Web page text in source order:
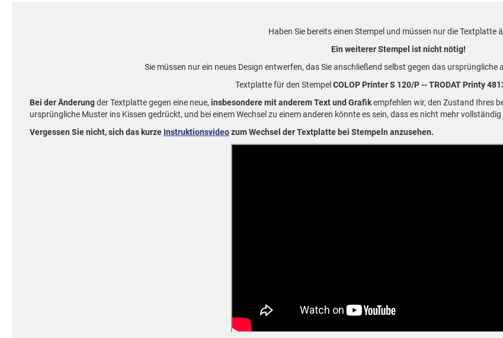
Haben Sie bereits einen Stempel und müssen nur die Textplatte
Ein weiterer Stempel ist nicht nötig!
Sie müssen nur ein neues Design entwerfen, das Sie anschließend selbst gegen das ursprüngliche
Textplatte für den Stempel COLOP Printer S 120/P -- TRODAT Printy
Bei der Änderungder Textplatte gegen eine neue, insbesondere mit anderem Text und Grafikempfehlen wir, den Zustand Ihres
ursprüngliche Muster ins Kissen gedrückt, und bei einem Wechsel zu einem anderen könnte es sein, dass es nicht mehr
Vergessen Sie nicht, sich das kurze Instruktionsvideozum Wechsel der Textplatte bei Stempeln anzusehen.